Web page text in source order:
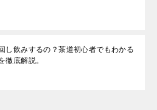
し飲みするの？茶道初心者でもわかる
徹底解説。